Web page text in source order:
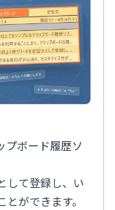
ボード履歴ソ
して登録し、い
ができます。